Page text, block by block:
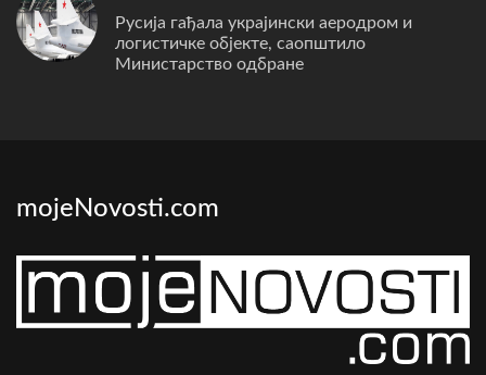
Русија гађала украјински аеродром и
логистичке објекте, саопштило
Министарство одбране
mojeNovosti.com